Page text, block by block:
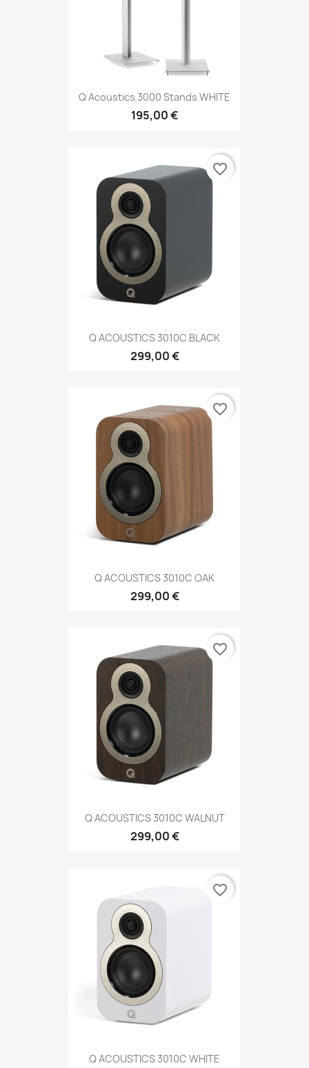
Q Acoustics 3000 Stands WHITE
195,00 €
Q ACOUSTICS 3010C BLACK
299,00 €
favorite_border
Q ACOUSTICS 3010C OAK
299,00 €
favorite_border
Q ACOUSTICS 3010C WALNUT
299,00 €
favorite_border
Q ACOUSTICS 3010C WHITE
favorite_border